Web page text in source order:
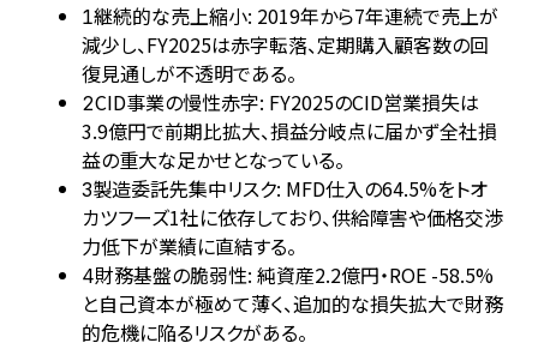
1継続的な売上縮小: 2019年から7年連続で売上が
減少し、FY2025は赤字転落、定期購入顧客数の回
復見通しが不透明である。
2CID事業の慢性赤字: FY2025のCID営業損失は
3.9億円で前期比拡大、損益分岐点に届かず全社損
益の重大な足かせとなっている。
3製造委託先集中リスク: MFD仕入の64.5%をトオ
カツフーズ1社に依存しており、供給障害や価格交渉
力低下が業績に直結する。
4財務基盤の脆弱性: 純資産2.2億円・ROE -58.5%
と自己資本が極めて薄く、追加的な損失拡大で財務
的危機に陥るリスクがある。